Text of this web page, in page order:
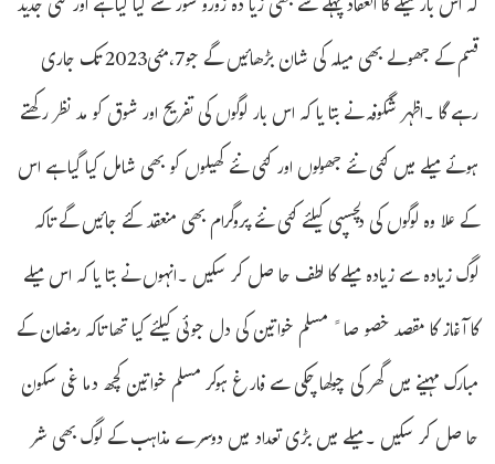
قسم کے جھولے بھی میلہ کی شان بڑھائیں گے جو7،مئی2023 تک جاری
رہے گا ۔اظہر شگوفہ نے بتا یا کہ اس بار لوگوں کی تفریح اور شوق کو مد نظر رکھتے
ہوئے میلے میں کئی نئے جھولوں اور کئی نئے کھیلوں کو بھی شامل کیا گیا ہے اس
کے علا وہ لوگوں کی دلچسپی کیلئے کئی نئے پروگرام بھی منعقد کئے جائیں گے تاکہ
لوگ زیادہ سے زیادہ میلے کا لطف حا صل کر سکیں ۔انہوں نے بتا یا کہ اس میلے
کا آغاز کا مقصد خصو صا ً مسلم خواتین کی دل جوئی کیلئے کیا تھا تاکہ رمضان کے
مبارک مہینے میں گھر کی چولھا چکی سے فارغ ہوکر مسلم خواتین کچھ دما غی سکون
حا صل کر سکیں ۔میلے میں بڑی تعداد میں دوسرے مذاہب کے لوگ بھی شر